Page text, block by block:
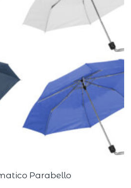
Parabello